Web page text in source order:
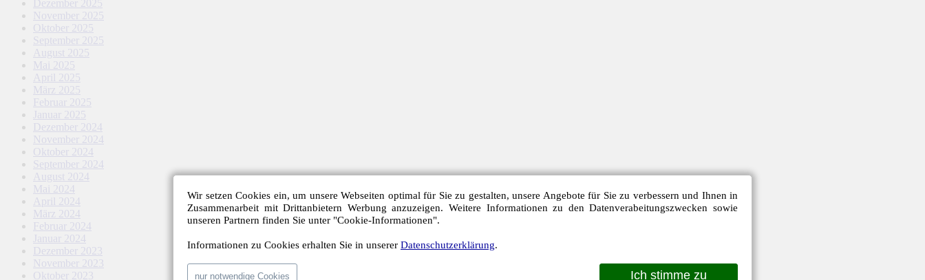
Dezember 2025
November 2025
Oktober 2025
September 2025
August 2025
Mai 2025
April 2025
März 2025
Februar 2025
Januar 2025
Dezember 2024
November 2024
Oktober 2024
September 2024
August 2024
Mai 2024
April 2024
März 2024
Februar 2024
Januar 2024
Dezember 2023
November 2023
Oktober 2023
Wir setzen Cookies ein, um unsere Webseiten optimal für Sie zu gestalten, unsere Angebote für Sie zu verbessern und Ihnen in
Zusammenarbeit mit Drittanbietern Werbung anzuzeigen. Weitere Informationen zu den Datenverabeitungszwecken sowie
unseren Partnern finden Sie unter "Cookie-Informationen".
Informationen zu Cookies erhalten Sie in unserer Datenschutzerklärung.
nur notwendige Cookies Ich stimme zu